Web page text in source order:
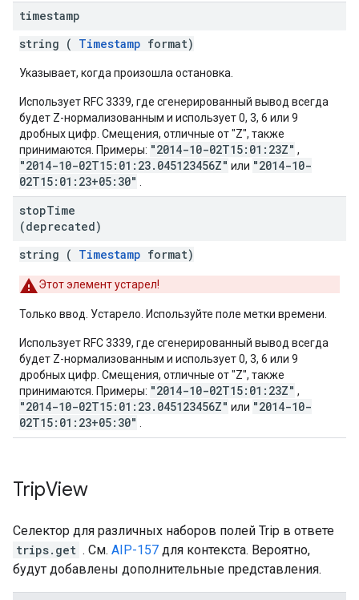
timestamp
string ( Timestamp format)
Указывает, когда произошла остановка.
Использует RFC 3339, где сгенерированный вывод всегда
будет Z-нормализованным и использует 0, 3, 6 или 9
дробных цифр. Смещения, отличные от "Z", также
принимаются. Примеры: "2014-10-02T15:01:23Z" ,
"2014-10-02T15:01:23.045123456Z" или "2014-10-
02T15:01:23+05:30"
stopTime
(deprecated)
string ( Timestamp format)
Этот элемент устарел!
Только ввод. Устарело. Используйте поле метки времени.
Использует RFC 3339, где сгенерированный вывод всегда
будет Z-нормализованным и использует 0, 3, 6 или 9
дробных цифр. Смещения, отличные от "Z", также
принимаются. Примеры: "2014-10-02T15:01:23Z" ,
"2014-10-02T15:01:23.045123456Z" или "2014-10-
02T15:01:23+05:30"
TripView
Селектор для различных наборов полей Trip в ответе
trips.get . См. AIP-157 для контекста. Вероятно,
будут добавлены дополнительные представления.